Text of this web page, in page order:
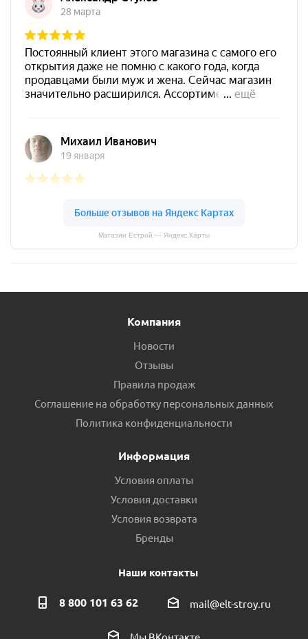
Магазин Естрой — Яндекс.Карты
Компания
Новости
Отзывы
Правила продаж
Соглашение на обработку персональных данных
Политика конфиденциальности
Информация
Условия оплаты
Условия доставки
Условия возврата
Бренды
Наши контакты
8 800 101 63 62 mail@elt-stroy.ru